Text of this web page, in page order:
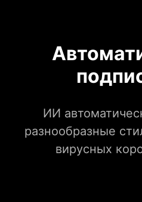
ИИ
разнообразные
вирусных